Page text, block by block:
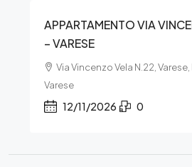
APPARTAMENTO VIA
– VARESE
Via Vincenzo Vela N.22,
Varese
12/11/2026 0